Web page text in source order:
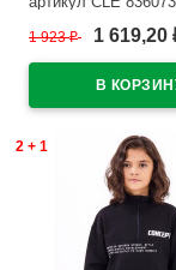
размер 34/134-42/
1 923₽ 1 619,20
2 + 1